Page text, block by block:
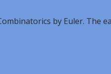
by Euler. The